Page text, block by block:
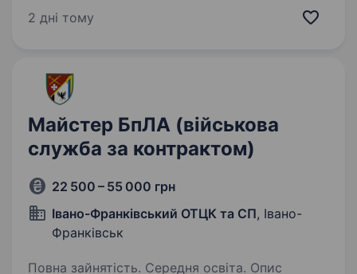
та будівництва сонячних електростанцій «під
2 дні тому
Майстер БпЛА (військова
служба за контрактом)
22 500 – 55 000 грн
Івано-Франківський ОТЦК та СП, Івано-
Франківськ
Повна зайнятість. Середня освіта. Опис